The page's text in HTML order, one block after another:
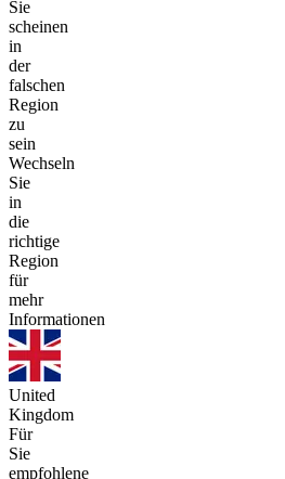
Sie
scheinen
in
der
falschen
Region
zu
sein
Wechseln
Sie
in
die
richtige
Region
für
mehr
Informationen
United
Kingdom
Für
Sie
empfohlene